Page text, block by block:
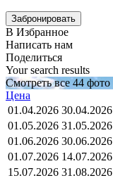
В Избранное
Написать нам
Поделиться
Your search results
Смотреть все 44 фото
Цена
01.04.2026 30.04.2026
01.05.2026 31.05.2026
01.06.2026 30.06.2026
01.07.2026 14.07.2026
15.07.2026 31.08.2026